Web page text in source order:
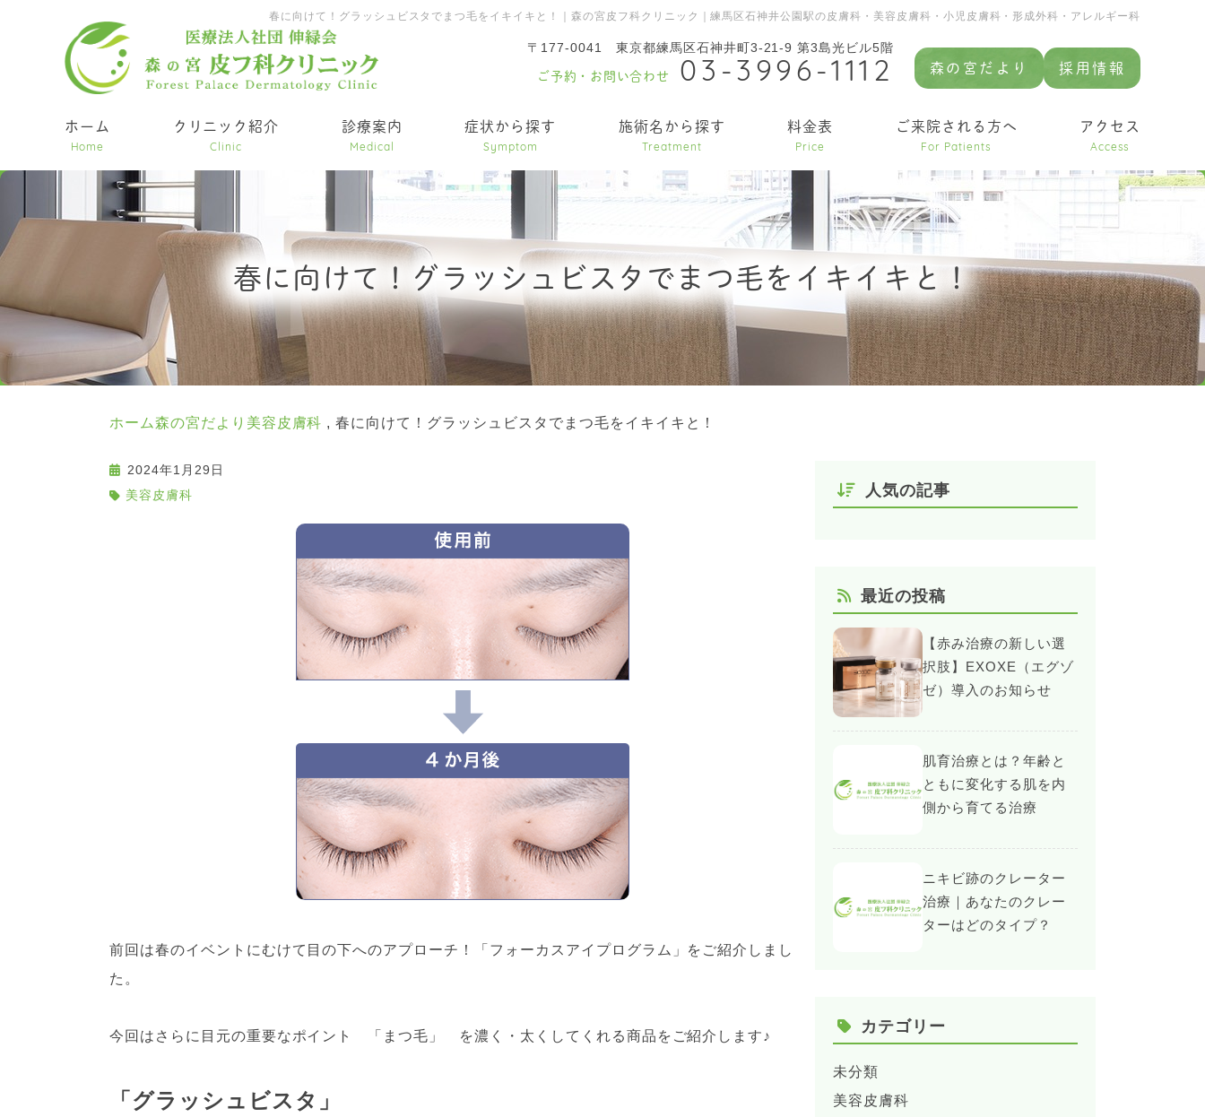
森の宮だより 採用情報
春に向けて！グラッシュビスタでまつ毛をイキイキと！｜森の宮皮フ科クリニック｜練馬区石神井公園駅の皮膚科・美容皮膚科・小児皮膚科・形成外科・アレルギー科
〒177-0041 東京都練馬区石神井町3-21-9 第3島光ビル5階
ご予約・お問い合わせ 03-3996-1112
ホーム
Home
クリニック紹介
Clinic
診療案内
Medical
症状から探す
Symptom
施術名から探す
Treatment
料金表
Price
ご来院される方へ
For Patients
アクセス
Access
春に向けて！グラッシュビスタでまつ毛をイキイキと！
ホーム森の宮だより 美容皮膚科 春に向けて！グラッシュビスタでまつ毛をイキイキと！
2024年1月29日
美容皮膚科
前回は春のイベントにむけて目の下へのアプローチ！「フォーカスアイプログラム」をご紹介しまし
た。
今回はさらに目元の重要なポイント 「まつ毛」 を濃く・太くしてくれる商品をご紹介します♪
「グラッシュビスタ」
人気の記事
最近の投稿
【赤み治療の新しい選
択肢】EXOXE（エグゾ
ゼ）導入のお知らせ
肌育治療とは？年齢と
ともに変化する肌を内
側から育てる治療
ニキビ跡のクレーター
治療｜あなたのクレー
ターはどのタイプ？
カテゴリー
未分類
美容皮膚科